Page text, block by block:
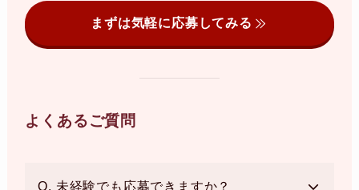
まずは気軽に応募してみる
よくあるご質問
Q. 未経験でも応募できますか？